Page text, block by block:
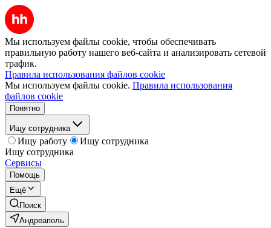
Мы используем файлы cookie, чтобы обеспечивать
правильную работу нашего веб-сайта и анализировать сетевой
трафик.
Правила использования файлов cookie
Мы используем файлы cookie. Правила использования
файлов cookie
Понятно
Ищу сотрудника
Ищу работу
Ищу сотрудника
Ищу сотрудника
Сервисы
Помощь
Ещё
Поиск
Андреаполь